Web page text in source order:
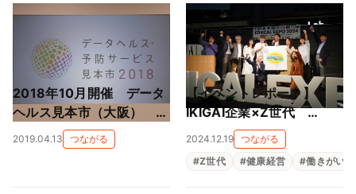
2018年10月開催 データ
ヘルス見本市（大阪） 主
催者セミナー記事 アーカ
2019.04.13 つながる
【イベントレポート】
IKIGAI企業×Z世代
「IKIGAI企業がZ世代に与
える夢と希望」（IKIGAI企
業サミットinエシカルエキ
2024.12.19 つながる
#Z世代 #健康経営 #働きがい